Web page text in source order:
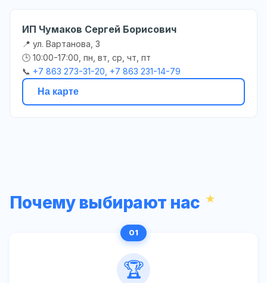
ИП Чумаков Сергей Борисович
📍 ул. Вартанова, 3
🕒 10:00-17:00, пн, вт, ср, чт, пт
📞 +7 863 273-31-20, +7 863 231-14-79
На карте
Почему выбирают нас
🏆